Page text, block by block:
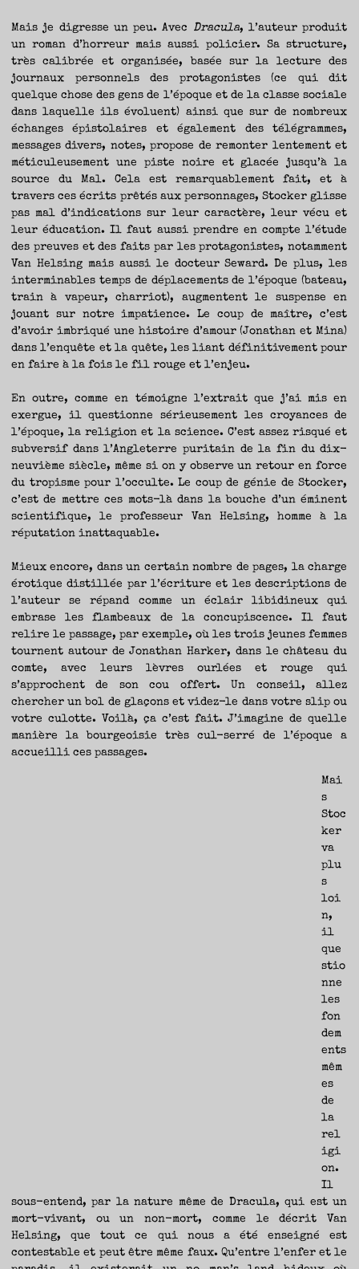
Mais je digresse un peu. Avec Dracula, l’auteur produit
un roman d’horreur mais aussi policier. Sa structure,
très calibrée et organisée, basée sur la lecture des
journaux personnels des protagonistes (ce qui dit
quelque chose des gens de l’époque et de la classe sociale
dans laquelle ils évoluent) ainsi que sur de nombreux
échanges épistolaires et également des télégrammes,
messages divers, notes, propose de remonter lentement et
méticuleusement une piste noire et glacée jusqu’à la
source du Mal. Cela est remarquablement fait, et à
travers ces écrits prêtés aux personnages, Stocker glisse
pas mal d’indications sur leur caractère, leur vécu et
leur éducation. Il faut aussi prendre en compte l’étude
des preuves et des faits par les protagonistes, notamment
Van Helsing mais aussi le docteur Seward. De plus, les
interminables temps de déplacements de l’époque (bateau,
train à vapeur, charriot), augmentent le suspense en
jouant sur notre impatience. Le coup de maître, c’est
d’avoir imbriqué une histoire d’amour (Jonathan et Mina)
dans l’enquête et la quête, les liant définitivement pour
en faire à la fois le fil rouge et l’enjeu.
En outre, comme en témoigne l’extrait que j’ai mis en
exergue, il questionne sérieusement les croyances de
l’époque, la religion et la science. C’est assez risqué et
subversif dans l’Angleterre puritain de la fin du dix-
neuvième siècle, même si on y observe un retour en force
du tropisme pour l’occulte. Le coup de génie de Stocker,
c’est de mettre ces mots-là dans la bouche d’un éminent
scientifique, le professeur Van Helsing, homme à la
réputation inattaquable.
Mieux encore, dans un certain nombre de pages, la charge
érotique distillée par l’écriture et les descriptions de
l’auteur se répand comme un éclair libidineux qui
embrase les flambeaux de la concupiscence. Il faut
relire le passage, par exemple, où les trois jeunes femmes
tournent autour de Jonathan Harker, dans le château du
comte, avec leurs lèvres ourlées et rouge qui
s’approchent de son cou offert. Un conseil, allez
chercher un bol de glaçons et videz-le dans votre slip ou
votre culotte. Voilà, ça c’est fait. J’imagine de quelle
manière la bourgeoisie très cul-serré de l’époque a
accueilli ces passages.
Mai
s
Stoc
ker
va
plu
s
loi
n,
il
que
stio
nne
les
fon
dem
ents
mêm
es
de
la
rel
igi
on.
Il
sous-entend, par la nature même de Dracula, qui est un
mort-vivant, ou un non-mort, comme le décrit Van
Helsing, que tout ce qui nous a été enseigné est
contestable et peut être même faux. Qu’entre l’enfer et le